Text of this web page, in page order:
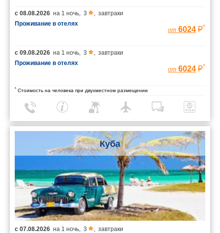
с 08.08.2026 на 1 ночь 3
завтраки
Проживание в отелях
от 6024 *
с 09.08.2026 на 1 ночь 3
завтраки
Проживание в отелях
от 6024 *
* Стоимость на человека при двухместном размещении
Куба
с 07.08.2026 на 1 ночь 3
завтраки